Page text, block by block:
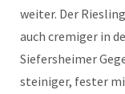
weiter. Der
auch cremiger in
Siefersheimer
steiniger, fester